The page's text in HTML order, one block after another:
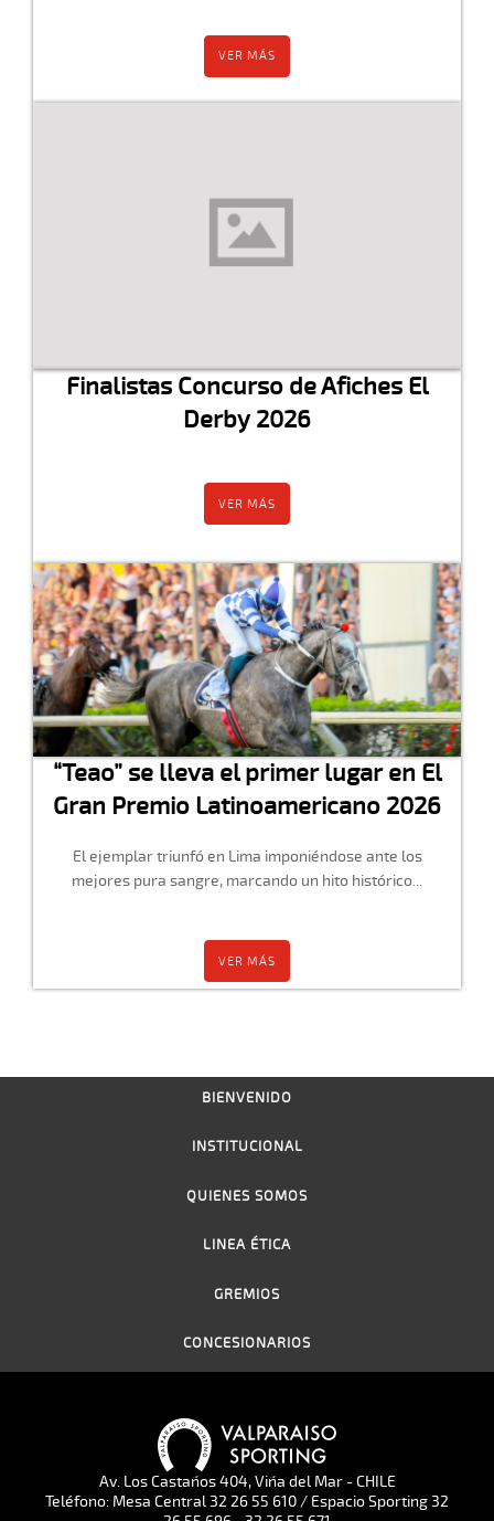
VER MÁS
Finalistas Concurso de Afiches El
Derby 2026
VER MÁS
“Teao” se lleva el primer lugar en El
Gran Premio Latinoamericano 2026
El ejemplar triunfó en Lima imponiéndose ante los
mejores pura sangre, marcando un hito histórico...
VER MÁS
BIENVENIDO
INSTITUCIONAL
QUIENES SOMOS
LINEA ÉTICA
GREMIOS
CONCESIONARIOS
Av. Los Castaños 404, Viña del Mar - CHILE
Teléfono: Mesa Central 32 26 55 610 / Espacio Sporting 32